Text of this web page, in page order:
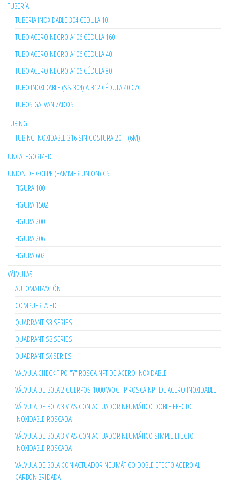
TUBERÍA
TUBERIA INOXIDABLE 304 CEDULA 10
TUBO ACERO NEGRO A106 CÉDULA 160
TUBO ACERO NEGRO A106 CÉDULA 40
TUBO ACERO NEGRO A106 CÉDULA 80
TUBO INOXIDABLE (SS-304) A-312 CÉDULA 40 C/C
TUBOS GALVANIZADOS
TUBING
TUBING INOXIDABLE 316 SIN COSTURA 20FT (6M)
UNCATEGORIZED
UNION DE GOLPE (HAMMER UNION) CS
FIGURA 100
FIGURA 1502
FIGURA 200
FIGURA 206
FIGURA 602
VÁLVULAS
AUTOMATIZACIÓN
COMPUERTA HD
QUADRANT S3 SERIES
QUADRANT SB SERIES
QUADRANT SX SERIES
VÁLVULA CHECK TIPO "Y" ROSCA NPT DE ACERO INOXIDABLE
VÁLVULA DE BOLA 2 CUERPOS 1000 WOG FP ROSCA NPT DE ACERO INOXIDABLE
VÁLVULA DE BOLA 3 VIAS CON ACTUADOR NEUMÁTICO DOBLE EFECTO
INOXIDABLE ROSCADA
VÁLVULA DE BOLA 3 VIAS CON ACTUADOR NEUMÁTICO SIMPLE EFECTO
INOXIDABLE ROSCADA
VÁLVULA DE BOLA CON ACTUADOR NEUMÁTICO DOBLE EFECTO ACERO AL
CARBÓN BRIDADA